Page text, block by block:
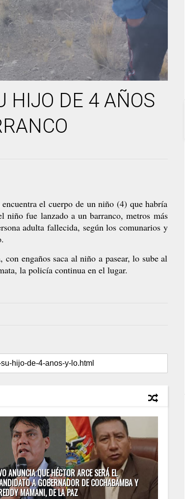
HIJO DE 4 AÑOS
el cuerpo de un niño (4) que habría
niño fue lanzado a un barranco, metros más
adulta fallecida, según los comunarios y
engaños saca al niño a pasear, lo sube al
la policía continua en el lugar.
ANUNCIA QUE HÉCTOR ARCE SERÁ EL
A GOBERNADOR DE COCHABAMBA Y
MAMANI, DE LA PAZ